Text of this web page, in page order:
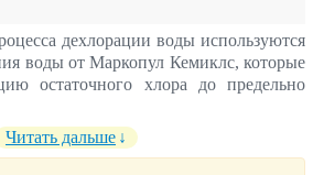
дехлорации воды используются
воды от Маркопул Кемиклс, которые
остаточного хлора до предельно
Читать дальше